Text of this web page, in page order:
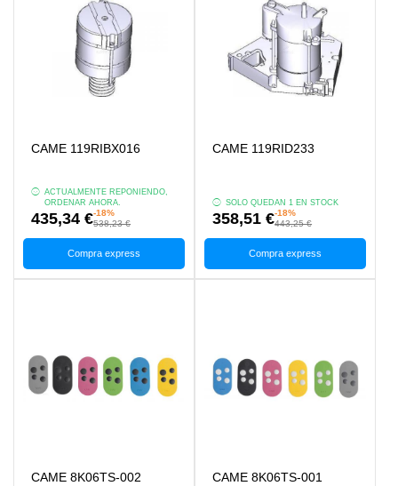
CAME 119RIBX016
ACTUALMENTE REPONIENDO,
ORDENAR AHORA.
435,34 €-18%
538,23 €
Compra express
CAME 119RID233
SOLO QUEDAN 1 EN STOCK
358,51 €-18%
443,25 €
Compra express
CAME 8K06TS-002 CAME 8K06TS-001